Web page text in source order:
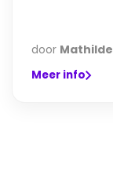
door Mathilde
Meer info